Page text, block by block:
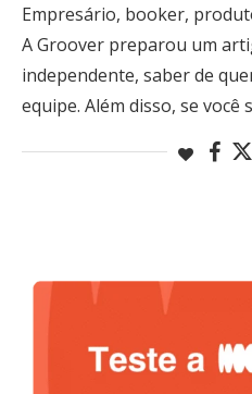
Empresário, booker,
A Groover preparou um
independente, saber de
equipe. Além disso, se você